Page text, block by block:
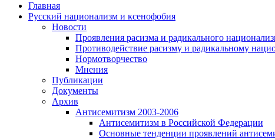
Главная
Русский национализм и ксенофобия
Новости
Проявления расизма и радикального
Противодействие расизму и радикальному
Нормотворчество
Мнения
Публикации
Документы
Архив
Антисемитизм 2003-2006
Антисемитизм в Российской Федерации
Основные тенденции проявлений